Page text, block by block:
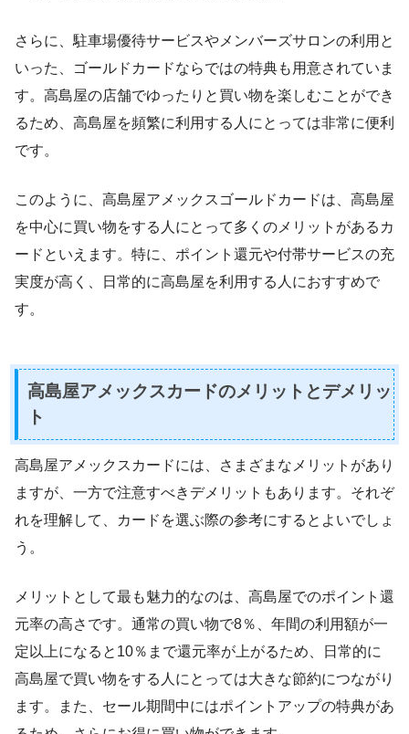
さらに、駐車場優待サービスやメンバーズサロンの利用と
いった、ゴールドカードならではの特典も用意されていま
す。高島屋の店舗でゆったりと買い物を楽しむことができ
るため、高島屋を頻繁に利用する人にとっては非常に便利
です。
このように、高島屋アメックスゴールドカードは、高島屋
を中心に買い物をする人にとって多くのメリットがあるカ
ードといえます。特に、ポイント還元や付帯サービスの充
実度が高く、日常的に高島屋を利用する人におすすめで
す。
高島屋アメックスカードのメリットとデメリッ
ト
高島屋アメックスカードには、さまざまなメリットがあり
ますが、一方で注意すべきデメリットもあります。それぞ
れを理解して、カードを選ぶ際の参考にするとよいでしょ
う。
メリットとして最も魅力的なのは、高島屋でのポイント還
元率の高さです。通常の買い物で8％、年間の利用額が一
定以上になると10％まで還元率が上がるため、日常的に
高島屋で買い物をする人にとっては大きな節約につながり
ます。また、セール期間中にはポイントアップの特典があ